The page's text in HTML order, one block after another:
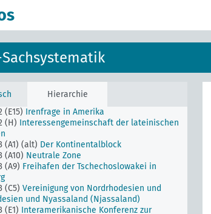
Sachsystematik
Hierarchie
Frage
Wrangelinselfrage
(C93) (alt)
Gross-Südafrika
(E15) Irenfrage in Amerika
(H) Interessengemeinschaft der lateinischen
(A1) (alt) Der Kontinentalblock
(A10) Neutrale Zone
(A9) Freihafen der Tschechoslowakei in
(C5) Vereinigung von Nordrhodesien und
und Nyassaland (Njassaland)
(E1) Interamerikanische Konferenz zur